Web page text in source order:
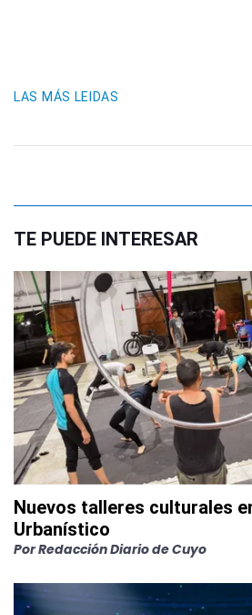
LAS MÁS LEIDAS
TE PUEDE INTERESAR
Nuevos talleres culturales
Urbanístico
PorRedacción Diario de Cuyo